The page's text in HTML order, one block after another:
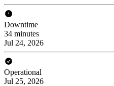
Downtime
34 minutes
Jul 24, 2026
Operational
Jul 25, 2026